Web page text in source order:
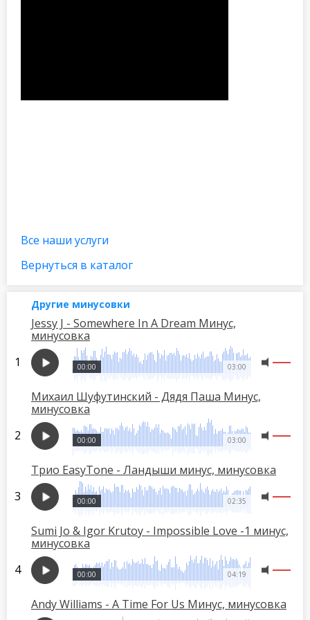
Все наши услуги
Вернуться в каталог
Другие минусовки
Jessy J - Somewhere In A Dream Минус,
минусовка
03:00
00:00
Михаил Шуфутинский - Дядя Паша Минус,
минусовка
03:00
00:00
Трио EasyTone - Ландыши минус, минусовка
02:35
00:00
Sumi Jo & Igor Krutoy - Impossible Love -1 минус,
минусовка
04:19
00:00
Andy Williams - A Time For Us Минус, минусовка